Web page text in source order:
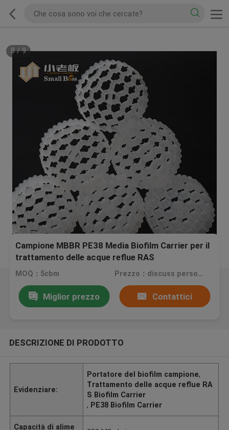
8/9
Campione MBBR PE38 Media Biofilm Carrier per il
trattamento delle acque reflue RAS
MOQ：5cbm Prezzo：discuss personally
Miglior prezzo Contattici
DESCRIZIONE DI PRODOTTO
Evidenziare:
Portatore del biofilm campione,
Trattamento delle acque reflue RA
S Biofilm Carrier
, PE38 Biofilm Carrier
Capacità di alime